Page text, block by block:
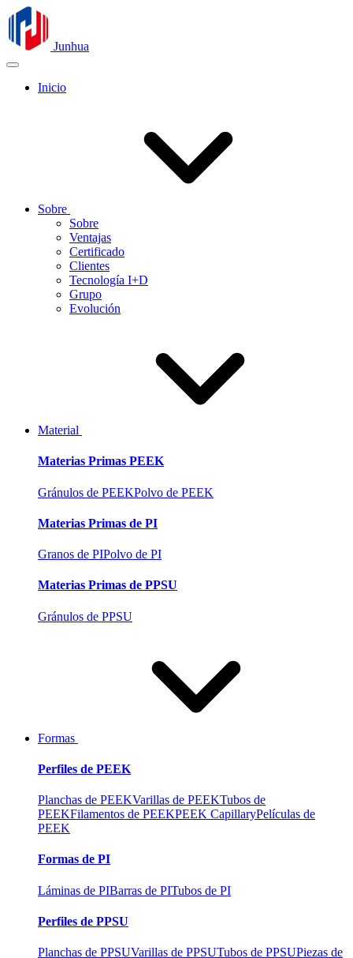
Junhua
Inicio
Sobre
Sobre
Ventajas
Certificado
Clientes
Tecnología I+D
Grupo
Evolución
Material
Materias Primas PEEK
Gránulos de PEEKPolvo de PEEK
Materias Primas de PI
Granos de PIPolvo de PI
Materias Primas de PPSU
Gránulos de PPSU
Formas
Perfiles de PEEK
Planchas de PEEKVarillas de PEEKTubos de
PEEKFilamentos de PEEKPEEK CapillaryPelículas de
PEEK
Formas de PI
Láminas de PIBarras de PITubos de PI
Perfiles de PPSU
Planchas de PPSUVarillas de PPSUTubos de PPSUPiezas de